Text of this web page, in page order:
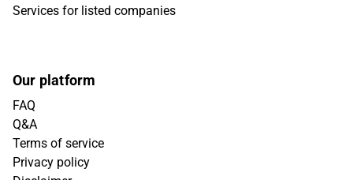
Services for listed companies
Our platform
FAQ
Q&A
Terms of service
Privacy policy